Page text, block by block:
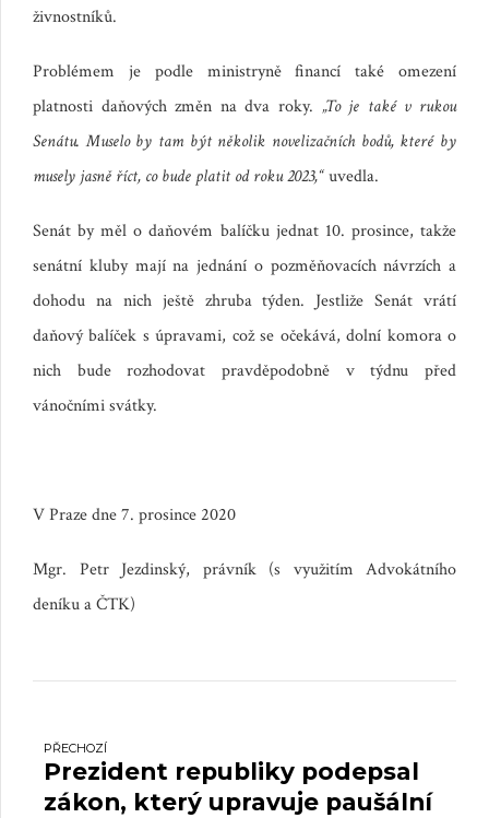
živnostníků.
Problémem je podle ministryně financí také omezení
platnosti daňových změn na dva roky. „To je také v rukou
Senátu. Muselo by tam být několik novelizačních bodů, které by
musely jasně říct, co bude platit od roku 2023,“uvedla.
Senát by měl o daňovém balíčku jednat 10. prosince, takže
senátní kluby mají na jednání o pozměňovacích návrzích a
dohodu na nich ještě zhruba týden. Jestliže Senát vrátí
daňový balíček s úpravami, což se očekává, dolní komora o
nich bude rozhodovat pravděpodobně v týdnu před
vánočními svátky.
V Praze dne 7. prosince 2020
Mgr. Petr Jezdinský, právník (s využitím Advokátního
deníku a ČTK)
PŘECHOZÍ
Prezident republiky podepsal
zákon, který upravuje paušální